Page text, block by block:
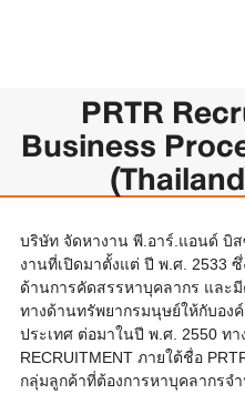
PRTR
Business
บริษัท จัดหางาน พี.อาร์.แอนด์ บิ
งานที่เปิดมาตั้งแต่ ปี พ.ศ. 2533
ด้านการคัดสรรหาบุคลากร และ
ทางด้านทรัพยากรมนุษย์ให้กับอง
ประเทศ ต่อมาในปี พ.ศ. 2550 ท
RECRUITMENT ภายใต้ชื่อ
กลุ่มลูกค้าที่ต้องการหาบุคลากรจ